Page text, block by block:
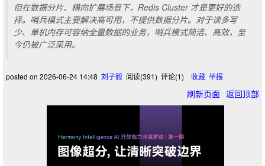
但在数据分片、横向扩展场景下，Redis Cluster 才是更好的选
择。哨兵模式主要解决高可用，不提供数据分片。对于读多写
少、单机内存可容纳全量数据的业务，哨兵模式简洁、高效，至
今仍被广泛采用。
posted on 2026-06-24 14:48 刘子毅 阅读(391) 评论(1) 收藏 举报
刷新页面 返回顶部